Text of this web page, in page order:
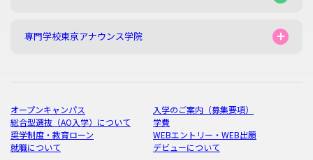
専門学校東京アナウンス学院
オープンキャンパス
入学のご案内（募集要項）
総合型選抜（AO入学）について
学費
奨学制度・教育ローン
WEBエントリー・WEB出願
就職について
デビューについて